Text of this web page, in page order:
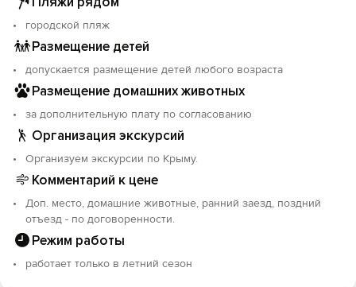
городской пляж
Размещение детей
допускается размещение детей любого возраста
Размещение домашних животных
за дополнительную плату по согласованию
Организация экскурсий
Организуем экскурсии по Крыму.
Комментарий к цене
Доп. место, домашние животные, ранний заезд, поздний
отъезд - по договоренности.
Режим работы
работает только в летний сезон